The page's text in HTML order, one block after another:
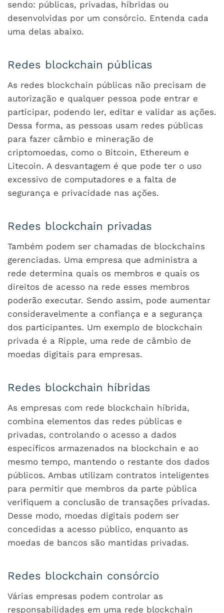
sendo: públicas, privadas, híbridas ou
desenvolvidas por um consórcio. Entenda cada
uma delas abaixo.
Redes blockchain públicas
As redes blockchain públicas não precisam de
autorização e qualquer pessoa pode entrar e
participar, podendo ler, editar e validar as ações.
Dessa forma, as pessoas usam redes públicas
para fazer câmbio e mineração de
criptomoedas, como o Bitcoin, Ethereum e
Litecoin. A desvantagem é que pode ter o uso
excessivo de computadores e a falta de
segurança e privacidade nas ações.
Redes blockchain privadas
Também podem ser chamadas de blockchains
gerenciadas. Uma empresa que administra a
rede determina quais os membros e quais os
direitos de acesso na rede esses membros
poderão executar. Sendo assim, pode aumentar
consideravelmente a confiança e a segurança
dos participantes. Um exemplo de blockchain
privada é a Ripple, uma rede de câmbio de
moedas digitais para empresas.
Redes blockchain híbridas
As empresas com rede blockchain híbrida,
combina elementos das redes públicas e
privadas, controlando o acesso a dados
específicos armazenados na blockchain e ao
mesmo tempo, mantendo o restante dos dados
públicos. Ambas utilizam contratos inteligentes
para permitir que membros da parte pública
verifiquem a conclusão de transações privadas.
Desse modo, moedas digitais podem ser
concedidas a acesso público, enquanto as
moedas de bancos são mantidas privadas.
Redes blockchain consórcio
Várias empresas podem controlar as
responsabilidades em uma rede blockchain